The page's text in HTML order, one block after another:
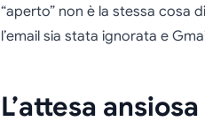
“aperto” non è la stessa cosa
l’email sia stata ignorata e
L’attesa